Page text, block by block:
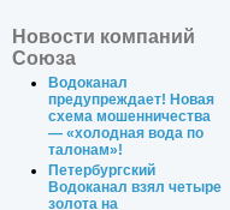
Новости компаний
Союза
Водоканал
предупреждает! Новая
схема мошенничества
— «холодная вода по
талонам»!
Петербургский
Водоканал взял четыре
золота на